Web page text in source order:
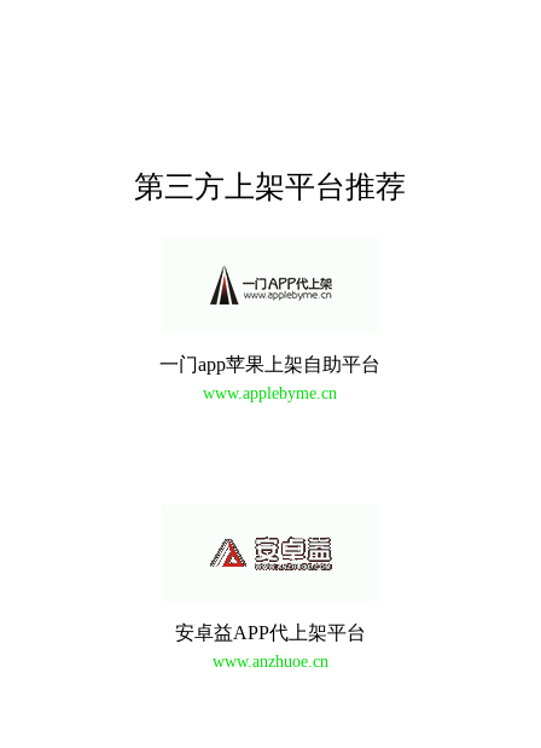
第三方上架平台推荐
一门app苹果上架自助平台
www.applebyme.cn
安卓益APP代上架平台
www.anzhuoe.cn